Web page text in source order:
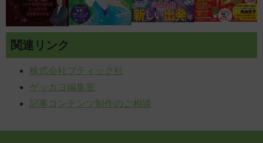
関連リンク
株式会社ブティック社
ゲッカヨ編集室
記事コンテンツ制作のご相談